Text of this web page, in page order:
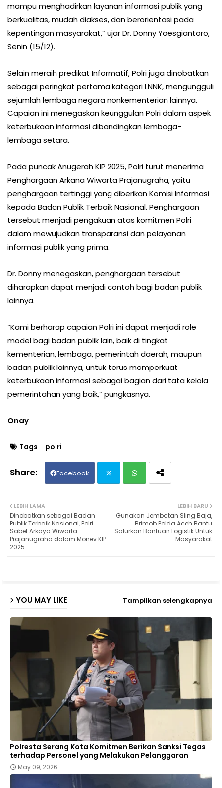
mampu menghadirkan layanan informasi publik yang
berkualitas, mudah diakses, dan berorientasi pada
kepentingan masyarakat,” ujar Dr. Donny Yoesgiantoro,
Senin (15/12).
Selain meraih predikat Informatif, Polri juga dinobatkan
sebagai peringkat pertama kategori LNNK, mengungguli
sejumlah lembaga negara nonkementerian lainnya.
Capaian ini menegaskan keunggulan Polri dalam aspek
keterbukaan informasi dibandingkan lembaga-
lembaga setara.
Pada puncak Anugerah KIP 2025, Polri turut menerima
Penghargaan Arkana Wiwarta Prajanugraha, yaitu
penghargaan tertinggi yang diberikan Komisi Informasi
kepada Badan Publik Terbaik Nasional. Penghargaan
tersebut menjadi pengakuan atas komitmen Polri
dalam mewujudkan transparansi dan pelayanan
informasi publik yang prima.
Dr. Donny menegaskan, penghargaan tersebut
diharapkan dapat menjadi contoh bagi badan publik
lainnya.
“Kami berharap capaian Polri ini dapat menjadi role
model bagi badan publik lain, baik di tingkat
kementerian, lembaga, pemerintah daerah, maupun
badan publik lainnya, untuk terus memperkuat
keterbukaan informasi sebagai bagian dari tata kelola
pemerintahan yang baik,” pungkasnya.
Onay
Tags polri
Facebook
ats
LEBIH BARU
Gunakan Jembatan Sling Baja,
Brimob Polda Aceh Bantu
Salurkan Bantuan Logistik Untuk
Masyarakat
LEBIH LAMA
Dinobatkan sebagai Badan
Publik Terbaik Nasional, Polri
Sabet Arkaya Wiwarta
Prajanugraha dalam Monev KIP
2025
YOU MAY LIKE Tampilkan selengkapnya
Polresta Serang Kota Komitmen Berikan Sanksi Tegas
terhadap Personel yang Melakukan Pelanggaran
May 09, 2026